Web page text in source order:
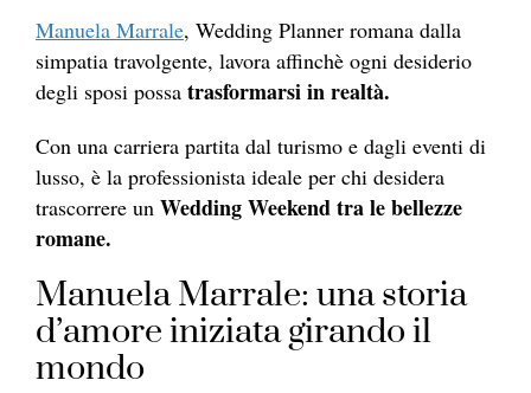
Manuela Marrale, Wedding Planner romana dalla
simpatia travolgente, lavora affinchè ogni desiderio
degli sposi possa trasformarsi in realtà.
Con una carriera partita dal turismo e dagli eventi di
lusso, è la professionista ideale per chi desidera
trascorrere un Wedding Weekend tra le bellezze
romane.
Manuela Marrale: una storia
d’amore iniziata girando il
mondo